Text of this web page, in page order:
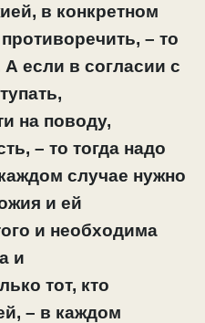
в конкретном
– то
А если в согласии с
на поводу,
– то тогда надо
случае нужно
и ей
и необходима
и
тот, кто
– в каждом